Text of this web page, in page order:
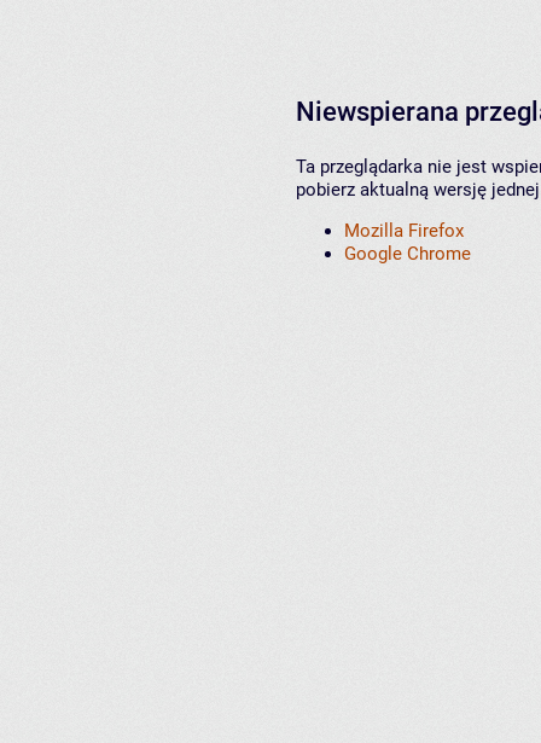
Niewspierana
Ta przeglądarka nie jest
pobierz aktualną wersję
Mozilla Firefox
Google Chrome